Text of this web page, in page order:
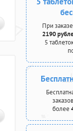
При
2190
5
более